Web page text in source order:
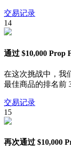
交易记录
14
通过 $10,000 Prop
在这次挑战中，我
最佳商品的排名前
交易记录
15
再次通过 $10,000